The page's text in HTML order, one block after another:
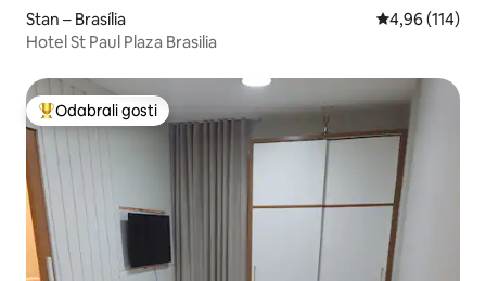
Stan – Brasília Prosječna
4,96 (114)
Hotel St Paul Plaza Brasilia
Među najviše rangiranima s oznakom „Odabrali gosti”
Odabrali gosti